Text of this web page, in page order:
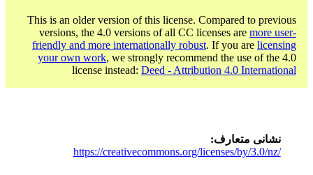
This is an older version of this license. Compared to previous
versions, the 4.0 versions of all CC licenses are more user-
friendly and more internationally robust. If you are licensing
your own work, we strongly recommend the use of the 4.0
license instead: Deed - Attribution 4.0 International
نشانی متعارف
https://creativecommons.org/licenses/by/3.0/nz/